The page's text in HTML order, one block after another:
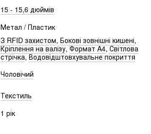
15 - 15,6 дюймів
Метал / Пластик
З RFID захистом, Бокові зовнішні кишені,
Кріплення на валізу,Формат A4,Світлова
стрічка,Водовідштовхувальне покриття
Чоловічий
Текстиль
1 рік